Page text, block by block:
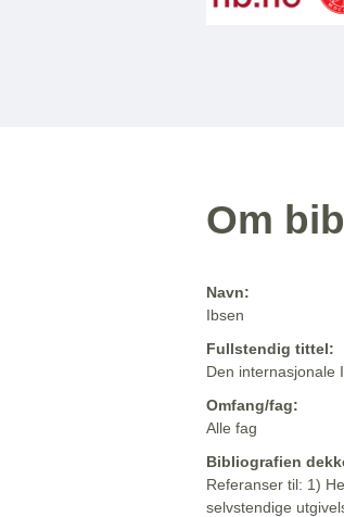
Om
Navn:
Ibsen
Fullstendig tittel:
Den internasjonale
Omfang/fag:
Alle fag
Bibliografien
Referanser til: 1)
selvstendige